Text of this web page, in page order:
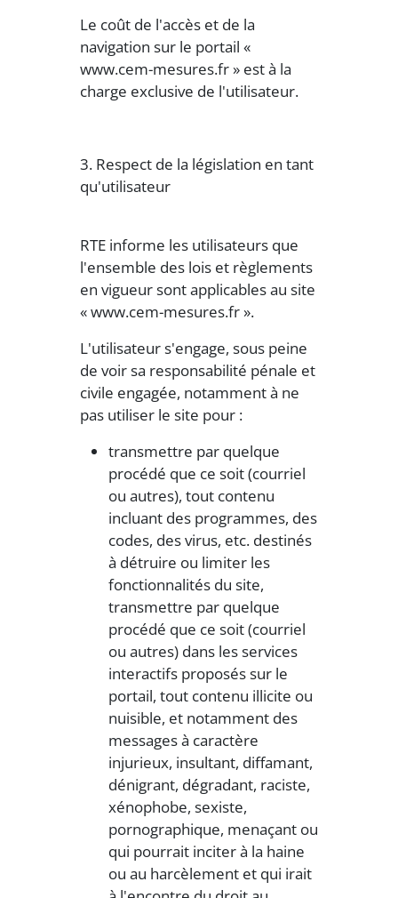
Le coût de l'accès et de la
navigation sur le portail «
www.cem-mesures.fr » est à la
charge exclusive de l'utilisateur.
3. Respect de la législation en tant
qu'utilisateur
RTE informe les utilisateurs que
l'ensemble des lois et règlements
en vigueur sont applicables au site
« www.cem-mesures.fr ».
L'utilisateur s'engage, sous peine
de voir sa responsabilité pénale et
civile engagée, notamment à ne
pas utiliser le site pour :
transmettre par quelque
procédé que ce soit (courriel
ou autres), tout contenu
incluant des programmes, des
codes, des virus, etc. destinés
à détruire ou limiter les
fonctionnalités du site,
transmettre par quelque
procédé que ce soit (courriel
ou autres) dans les services
interactifs proposés sur le
portail, tout contenu illicite ou
nuisible, et notamment des
messages à caractère
injurieux, insultant, diffamant,
dénigrant, dégradant, raciste,
xénophobe, sexiste,
pornographique, menaçant ou
qui pourrait inciter à la haine
ou au harcèlement et qui irait